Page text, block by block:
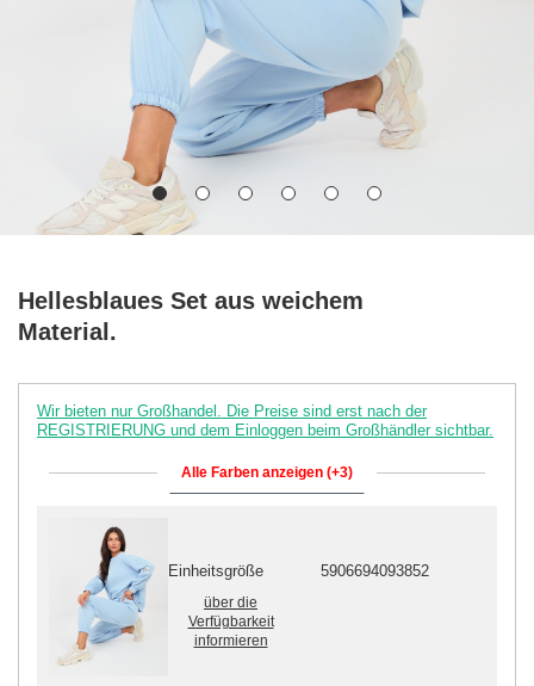
Hellesblaues Set aus weichem
Material.
Wir bieten nur Großhandel. Die Preise sind erst nach der
REGISTRIERUNG und dem Einloggen beim Großhändler sichtbar.
Alle Farben anzeigen (+3)
Einheitsgröße 5906694093852
über die
Verfügbarkeit
informieren